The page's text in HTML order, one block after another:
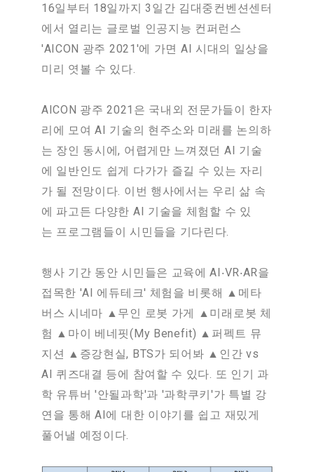
16일부터 18일까지 3일간 김대중컨벤션센터
에서 열리는 글로벌 인공지능 컨퍼런스
'AICON 광주 2021'에 가면 AI 시대의 일상을
미리 엿볼 수 있다.
AICON 광주 2021은 국내외 전문가들이 한자
리에 모여 AI 기술의 현주소와 미래를 논의하
는 장인 동시에, 어렵게만 느껴졌던 AI 기술
에 일반인도 쉽게 다가가 즐길 수 있는 자리
가 될 전망이다. 이번 행사에서는 우리 삶 속
에 파고든 다양한 AI 기술을 체험할 수 있
는 프로그램들이 시민들을 기다린다.
행사 기간 동안 시민들은 교육에 AI‧VR‧AR을
접목한 'AI 에듀테크' 체험을 비롯해 ▲메타
버스 시네마 ▲무인 로봇 가게 ▲미래로봇 체
험 ▲마이 베네핏(My Benefit) ▲퍼펙트 뮤
지션 ▲증강현실, BTS가 되어봐 ▲인간 vs
AI 퀴즈대결 등에 참여할 수 있다. 또 인기 과
학 유튜버 '안될과학'과 '과학쿠키'가 특별 강
연을 통해 AI에 대한 이야기를 쉽고 재밌게
풀어낼 예정이다.